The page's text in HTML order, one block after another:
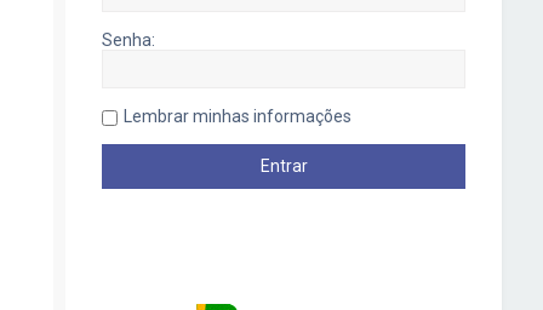
Senha:
Lembrar minhas informações